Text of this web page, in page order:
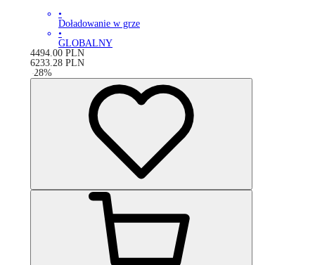
•
Doładowanie w grze
•
GLOBALNY
4494.00 PLN
6233.28 PLN
-28%